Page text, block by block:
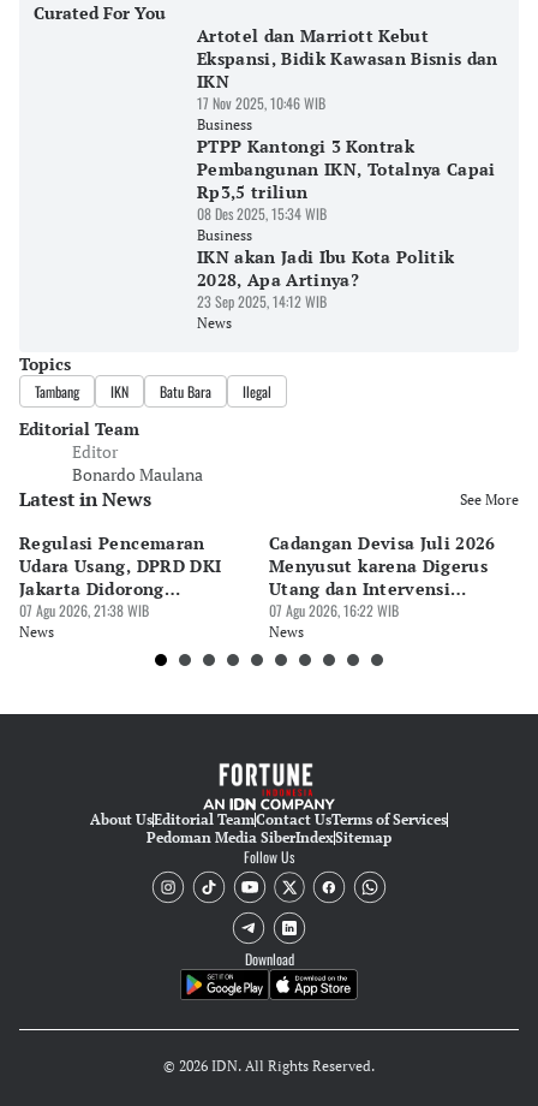
Curated For You
Artotel dan Marriott Kebut
Ekspansi, Bidik Kawasan Bisnis dan
IKN
17 Nov 2025, 10:46 WIB
Business
PTPP Kantongi 3 Kontrak
Pembangunan IKN, Totalnya Capai
Rp3,5 triliun
08 Des 2025, 15:34 WIB
Business
IKN akan Jadi Ibu Kota Politik
2028, Apa Artinya?
23 Sep 2025, 14:12 WIB
News
Topics
Tambang IKN Batu Bara Ilegal
Editorial Team
Editor
Bonardo Maulana
Latest in News See More
Regulasi Pencemaran
Udara Usang, DPRD DKI
Jakarta Didorong
Prioritaskan Revisi Perda
07 Agu 2026, 21:38 WIB
News
Cadangan Devisa Juli 2026
Menyusut karena Digerus
Utang dan Intervensi
Rupiah
07 Agu 2026, 16:22 WIB
News
About UsEditorial TeamContact UsTerms of Services
Pedoman Media SiberIndexSitemap
Follow Us
Download
© 2026 IDN. All Rights Reserved.